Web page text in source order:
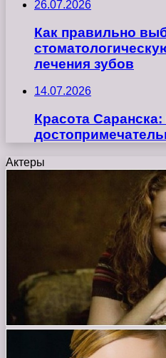
26.07.2026
Как правильно
лечения зубов
14.07.2026
Красота
Актеры